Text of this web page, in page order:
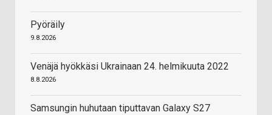
Pyöräily
9.8.2026
Venäjä hyökkäsi Ukrainaan 24. helmikuuta 2022
8.8.2026
Samsungin huhutaan tiputtavan Galaxy S27